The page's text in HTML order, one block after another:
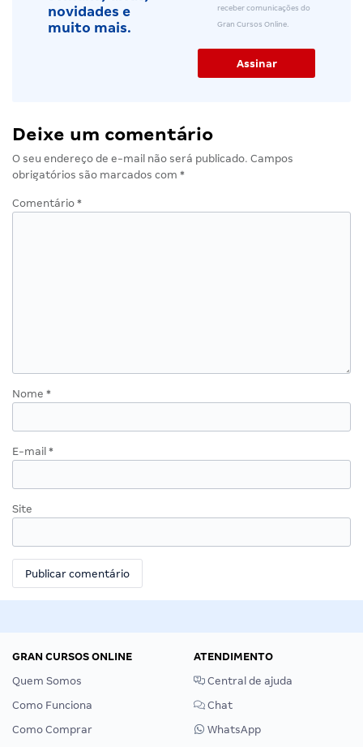
novidades e
muito mais.
receber comunicações do
Gran Cursos Online.
Deixe um comentário
O seu endereço de e-mail não será publicado. Campos
obrigatórios são marcados com *
Comentário *
Nome *
E-mail *
Site
GRAN CURSOS ONLINE
Quem Somos
Como Funciona
Como Comprar
ATENDIMENTO
Central de ajuda
Chat
WhatsApp